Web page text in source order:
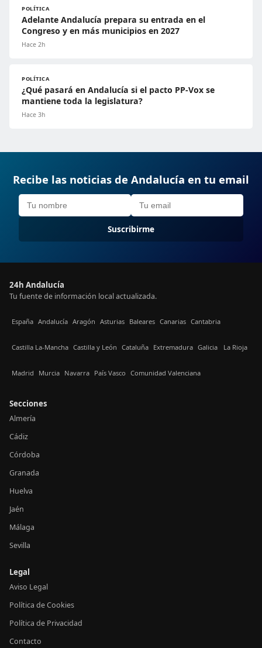
POLÍTICA
Adelante Andalucía prepara su entrada en el
Congreso y en más municipios en 2027
Hace 2h
POLÍTICA
¿Qué pasará en Andalucía si el pacto PP-Vox se
mantiene toda la legislatura?
Hace 3h
Recibe las noticias de Andalucía en tu email
Suscribirme
24h Andalucía
Tu fuente de información local actualizada.
España Andalucía Aragón Asturias Baleares Canarias Cantabria
Castilla La-Mancha Castilla y León Cataluña Extremadura Galicia La Rioja
Madrid Murcia Navarra País Vasco Comunidad Valenciana
Secciones
Almería
Cádiz
Córdoba
Granada
Huelva
Jaén
Málaga
Sevilla
Legal
Aviso Legal
Política de Cookies
Política de Privacidad
Contacto